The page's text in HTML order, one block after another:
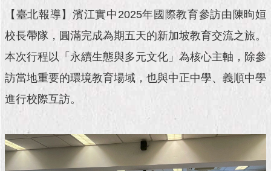
政
資
料
館
發
臺
北
【臺北報導】濱江實中2025年國際教育參訪由陳昫姮
校長帶隊，圓滿完成為期五天的新加坡教育交流之旅。
本次行程以「永續生態與多元文化」為核心主軸，除參
訪當地重要的環境教育場域，也與中正中學、義順中學
進行校際互訪。